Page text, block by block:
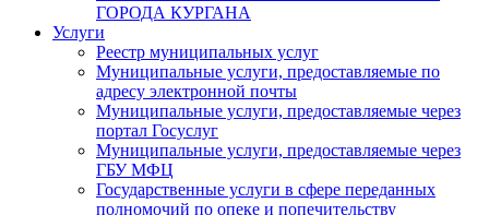
ГОРОДА КУРГАНА
Услуги
Реестр муниципальных услуг
Муниципальные услуги, предоставляемые по
адресу электронной почты
Муниципальные услуги, предоставляемые через
портал Госуслуг
Муниципальные услуги, предоставляемые через
ГБУ МФЦ
Государственные услуги в сфере переданных
полномочий по опеке и попечительству